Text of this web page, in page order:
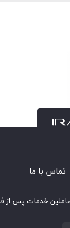
تماس با ما
خدمات پس از